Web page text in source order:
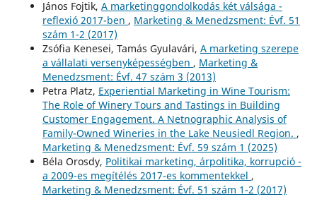
János Fojtik, A marketinggondolkodás két válsága -
reflexió 2017-ben , Marketing & Menedzsment: Évf. 51
szám 1-2 (2017)
Zsófia Kenesei, Tamás Gyulavári, A marketing szerepe
a vállalati versenyképességben , Marketing &
Menedzsment: Évf. 47 szám 3 (2013)
Petra Platz, Experiential Marketing in Wine Tourism:
The Role of Winery Tours and Tastings in Building
Customer Engagement. A Netnographic Analysis of
Family-Owned Wineries in the Lake Neusiedl Region. ,
Marketing & Menedzsment: Évf. 59 szám 1 (2025)
Béla Orosdy, Politikai marketing, árpolitika, korrupció -
a 2009-es megítélés 2017-es kommentekkel ,
Marketing & Menedzsment: Évf. 51 szám 1-2 (2017)